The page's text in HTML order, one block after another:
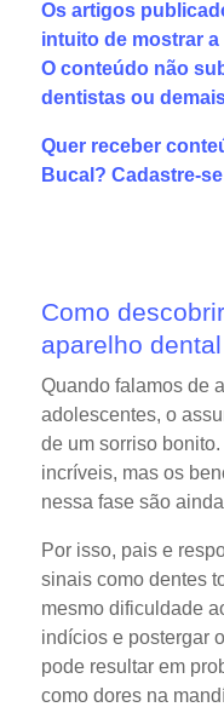
Os artigos
intuito de mostrar
O conteúdo não
dentistas ou
Quer receber
Bucal? Cadastre-
Como
aparelho dental
Quando falamos de
adolescentes, o
de um sorriso
incríveis, mas os
nessa fase são
Por isso, pais e
sinais como dentes
mesmo dificuldade
indícios e postergar
pode resultar em
como dores na